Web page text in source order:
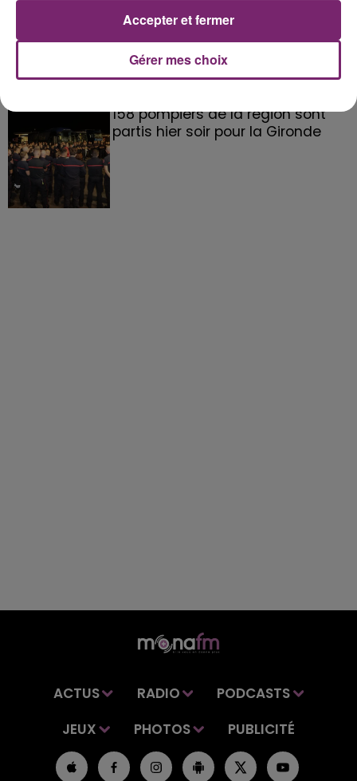
158 pompiers de la région sont
partis hier soir pour la Gironde
ACTUS RADIO
PODCASTS
JEUX
PHOTOS PUBLICITÉ
Gérer mes choix
Accepter et fermer